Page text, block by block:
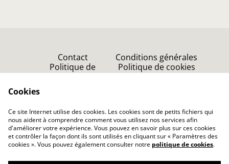
Contact
Conditions générales
Politique de
confidentialité
Politique de cookies
Cookies
Ce site Internet utilise des cookies. Les cookies sont de petits fichiers qui
nous aident à comprendre comment vous utilisez nos services afin
d'améliorer votre expérience. Vous pouvez en savoir plus sur ces cookies
et contrôler la façon dont ils sont utilisés en cliquant sur « Paramètres des
cookies ». Vous pouvez également consulter notre politique de cookies.